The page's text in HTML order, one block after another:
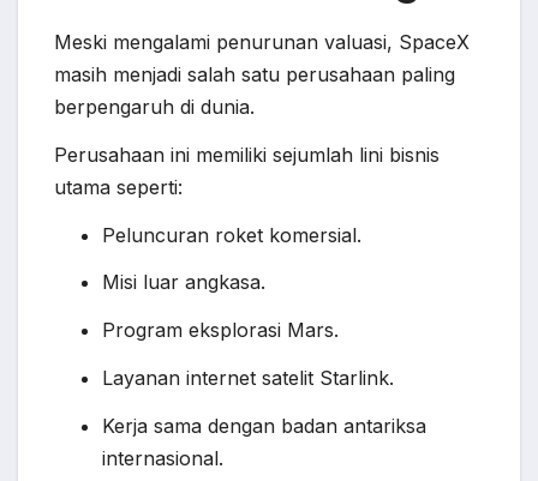
Meski mengalami penurunan valuasi, SpaceX
masih menjadi salah satu perusahaan paling
berpengaruh di dunia.
Perusahaan ini memiliki sejumlah lini bisnis
utama seperti:
Peluncuran roket komersial.
Misi luar angkasa.
Program eksplorasi Mars.
Layanan internet satelit Starlink.
Kerja sama dengan badan antariksa
internasional.